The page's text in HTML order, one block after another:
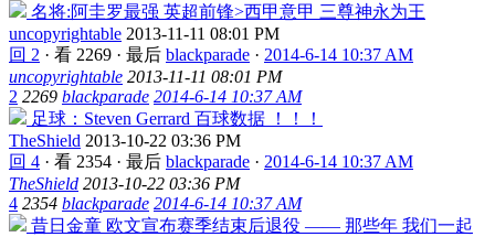
名将:阿圭罗最强 英超前锋>西甲意甲 三尊神永为王
uncopyrightable 2013-11-11 08:01 PM
回 2 · 看 2269 · 最后 blackparade · 2014-6-14 10:37 AM
uncopyrightable 2013-11-11 08:01 PM
2 2269 blackparade 2014-6-14 10:37 AM
足球：Steven Gerrard 百球数据 ！！！
TheShield 2013-10-22 03:36 PM
回 4 · 看 2354 · 最后 blackparade · 2014-6-14 10:37 AM
TheShield 2013-10-22 03:36 PM
4 2354 blackparade 2014-6-14 10:37 AM
昔日金童 欧文宣布赛季结束后退役 —— 那些年 我们一起